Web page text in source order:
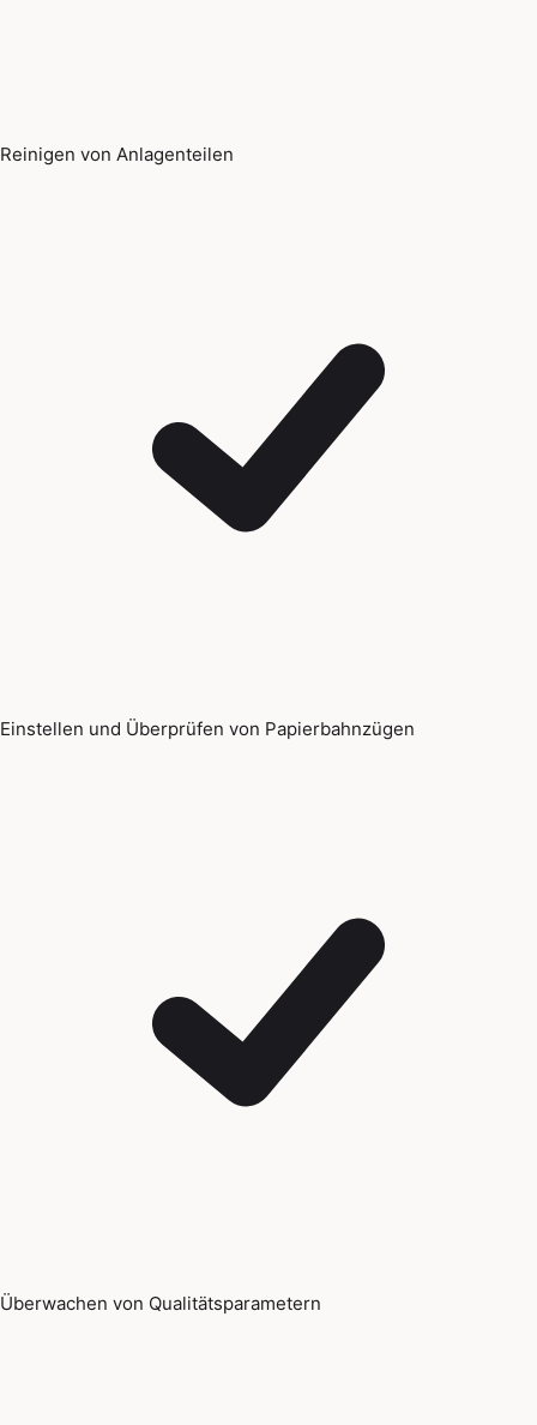
Reinigen von Anlagenteilen
Einstellen und Überprüfen von Papierbahnzügen
Überwachen von Qualitätsparametern